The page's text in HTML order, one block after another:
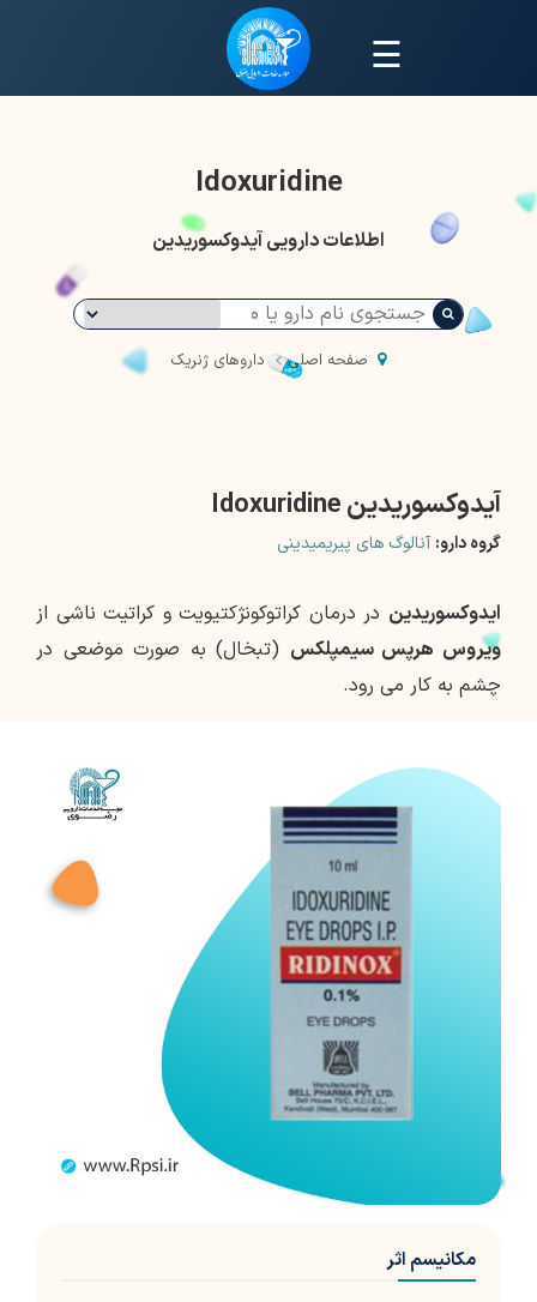
☰
Idoxuridine
اطلاعات دارویی آیدوکسوریدین
صفحه اصلی داروهای ژنریک
آیدوکسوریدین Idoxuridine
گروه دارو: آنالوگ های پیریمیدینی
ایدوکسوریدین در درمان کراتوکونژکتیویت و کراتیت ناشی از
ویروس هرپس سیمپلکس (تبخال) به صورت موضعی در
چشم به کار می رود.
مکانیسم اثر